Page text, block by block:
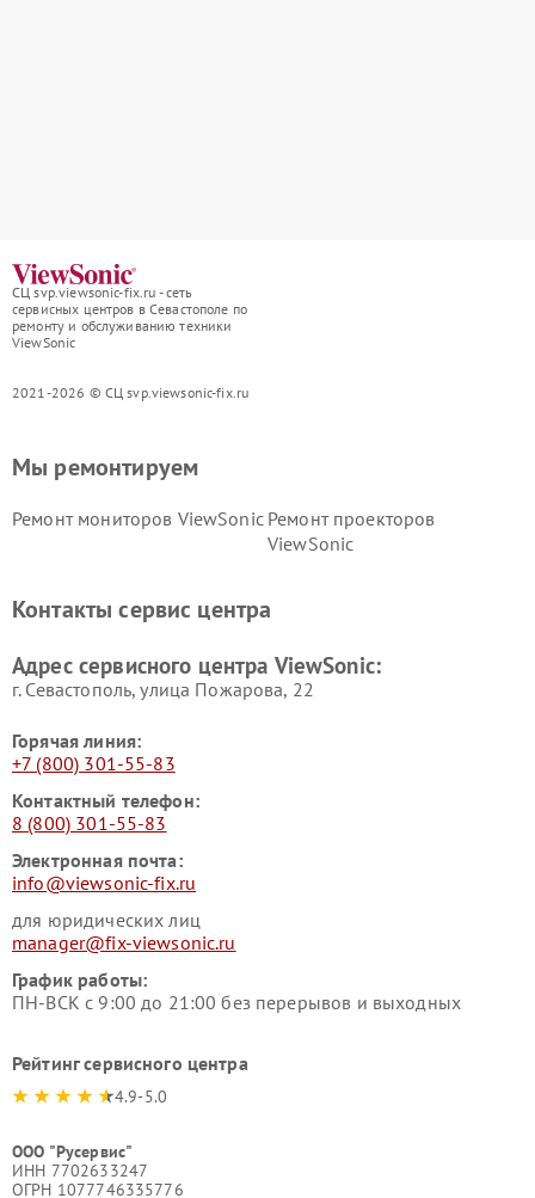
СЦ svp.viewsonic-fix.ru - сеть
сервисных центров в Севастополе по
ремонту и обслуживанию техники
ViewSonic
2021-2026 © СЦ svp.viewsonic-fix.ru
Мы ремонтируем
Ремонт мониторов ViewSonic Ремонт проекторов
ViewSonic
Контакты сервис центра
Адрес сервисного центра ViewSonic:
г. Севастополь, улица Пожарова, 22
Горячая линия:
+7 (800) 301-55-83
Контактный телефон:
8 (800) 301-55-83
Электронная почта:
info@viewsonic-fix.ru
для юридических лиц
manager@fix-viewsonic.ru
График работы:
ПН-ВСК с 9:00 до 21:00 без перерывов и выходных
Рейтинг сервисного центра
4.9-5.0
ООО "Русервис"
ИНН 7702633247
ОГРН 1077746335776